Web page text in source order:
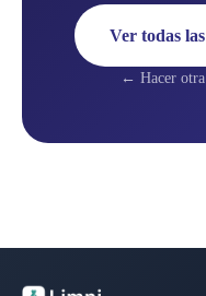
Ver todas
← Hacer